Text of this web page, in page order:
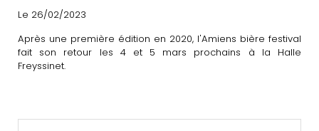
Le 26/02/2023
Après une première édition en 2020, l'Amiens bière festival
fait son retour les 4 et 5 mars prochains à la Halle
Freyssinet.